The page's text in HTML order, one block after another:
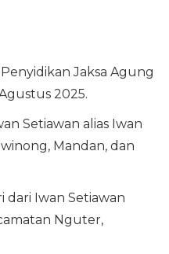
Jaksa Agung
2025.
Setiawan alias Iwan
Mandan, dan
dari Iwan Setiawan
Nguter,